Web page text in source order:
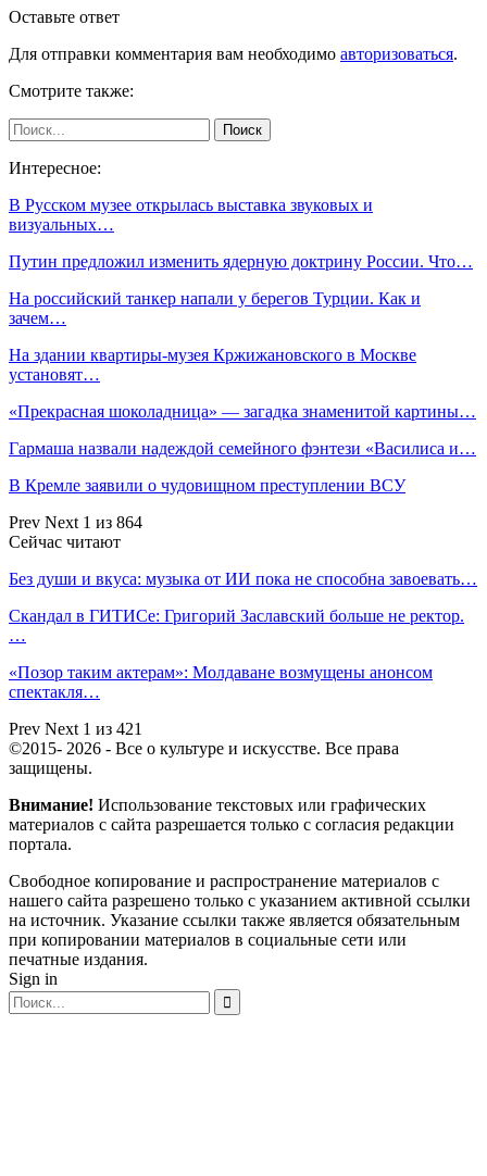
Оставьте ответ
Для отправки комментария вам необходимо авторизоваться.
Смотрите также:
Интересное:
В Русском музее открылась выставка звуковых и
визуальных…
Путин предложил изменить ядерную доктрину России. Что…
На российский танкер напали у берегов Турции. Как и
зачем…
На здании квартиры-музея Кржижановского в Москве
установят…
«Прекрасная шоколадница» — загадка знаменитой картины…
Гармаша назвали надеждой семейного фэнтези «Василиса и…
В Кремле заявили о чудовищном преступлении ВСУ
Prev Next 1 из 864
Сейчас читают
Без души и вкуса: музыка от ИИ пока не способна завоевать…
Скандал в ГИТИСе: Григорий Заславский больше не ректор.
…
«Позор таким актерам»: Молдаване возмущены анонсом
спектакля…
Prev Next 1 из 421
©2015- 2026 - Все о культуре и искусстве. Все права
защищены.
Внимание! Использование текстовых или графических
материалов с сайта разрешается только c согласия редакции
портала.
Свободное копирование и распространение материалов с
нашего сайта разрешено только с указанием активной ссылки
на источник. Указание ссылки также является обязательным
при копировании материалов в социальные сети или
печатные издания.
Sign in